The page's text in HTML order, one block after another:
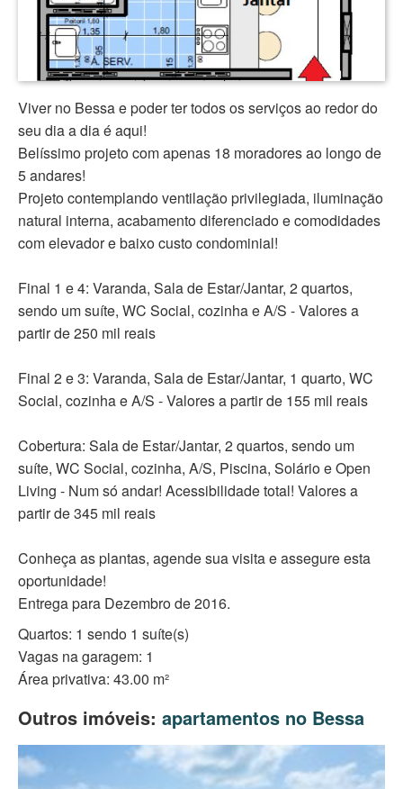
Viver no Bessa e poder ter todos os serviços ao redor do
seu dia a dia é aqui!
Belíssimo projeto com apenas 18 moradores ao longo de
5 andares!
Projeto contemplando ventilação privilegiada, iluminação
natural interna, acabamento diferenciado e comodidades
com elevador e baixo custo condominial!
Final 1 e 4: Varanda, Sala de Estar/Jantar, 2 quartos,
sendo um suíte, WC Social, cozinha e A/S - Valores a
partir de 250 mil reais
Final 2 e 3: Varanda, Sala de Estar/Jantar, 1 quarto, WC
Social, cozinha e A/S - Valores a partir de 155 mil reais
Cobertura: Sala de Estar/Jantar, 2 quartos, sendo um
suíte, WC Social, cozinha, A/S, Piscina, Solário e Open
Living - Num só andar! Acessibilidade total! Valores a
partir de 345 mil reais
Conheça as plantas, agende sua visita e assegure esta
oportunidade!
Entrega para Dezembro de 2016.
Quartos: 1 sendo 1 suíte(s)
Vagas na garagem: 1
Área privativa: 43.00 m²
Outros imóveis: apartamentos no Bessa